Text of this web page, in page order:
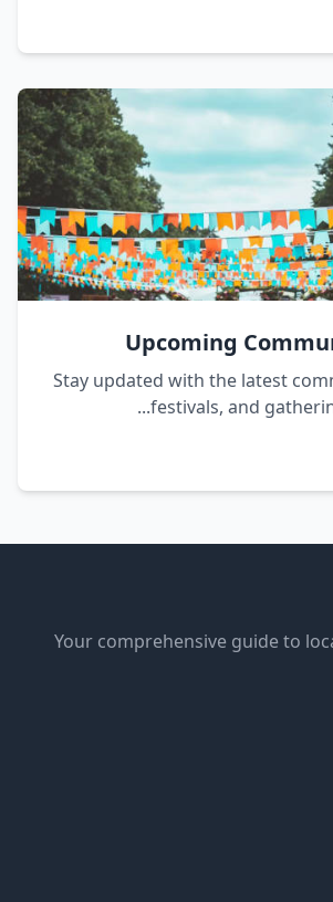
Upcoming
Stay updated with the latest
festivals, and
Your comprehensive guide to